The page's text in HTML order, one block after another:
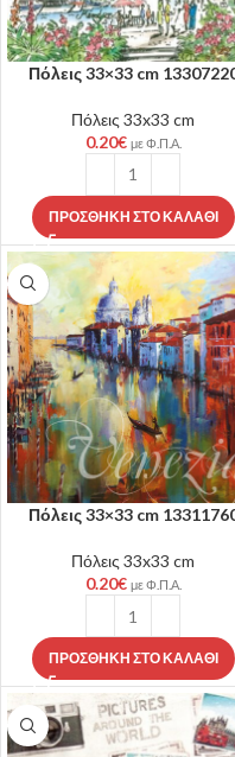
Πόλεις 33×33 cm
Πόλεις 33x33 cm
0.20€ με Φ.Π.Α.
ΠΡΟΣΘΉΚΗ ΣΤΟ ΚΑΛΆΘΙ
Πόλεις 33×33 cm
Πόλεις 33x33 cm
0.20€ με Φ.Π.Α.
ΠΡΟΣΘΉΚΗ ΣΤΟ ΚΑΛΆΘΙ